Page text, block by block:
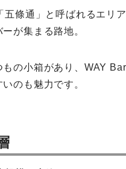
五條通」と呼ばれるエリ
が集まる路地。
の小箱があり、WAY
のも魅力です。